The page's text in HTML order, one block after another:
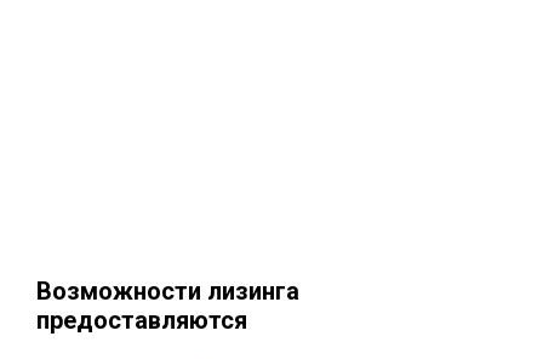
Возможности лизинга
предоставляются